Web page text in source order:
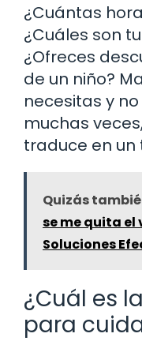
¿Cuántas
¿Cuáles son
¿Ofreces
de un niño?
necesitas y
muchas
traduce en un
Quizás
se me quita el
Soluciones
¿Cuál es
para